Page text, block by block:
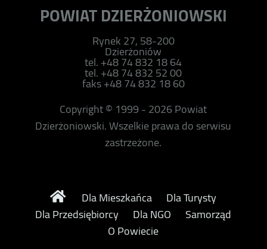
POWIAT DZIERŻONIOWSKI
Rynek 27, 58-200
Dzierżoniów
tel. +48 74 832 18 64
tel. +48 74 832 52 00
faks +48 74 832 18 60
Copyright © 1999 - 2026 Powiat
Dzierżoniowski. Wszelkie prawa do serwisu
zastrzeżone.
Dla Mieszkańca
Dla Turysty
Dla Przedsiębiorcy
Dla NGO
Samorząd
O Powiecie